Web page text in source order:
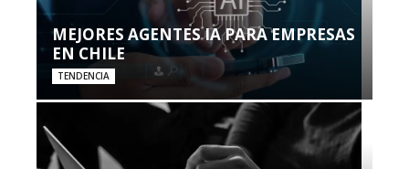
MEJORES AGENTES IA PARA EMPRESAS
EN CHILE
TENDENCIA